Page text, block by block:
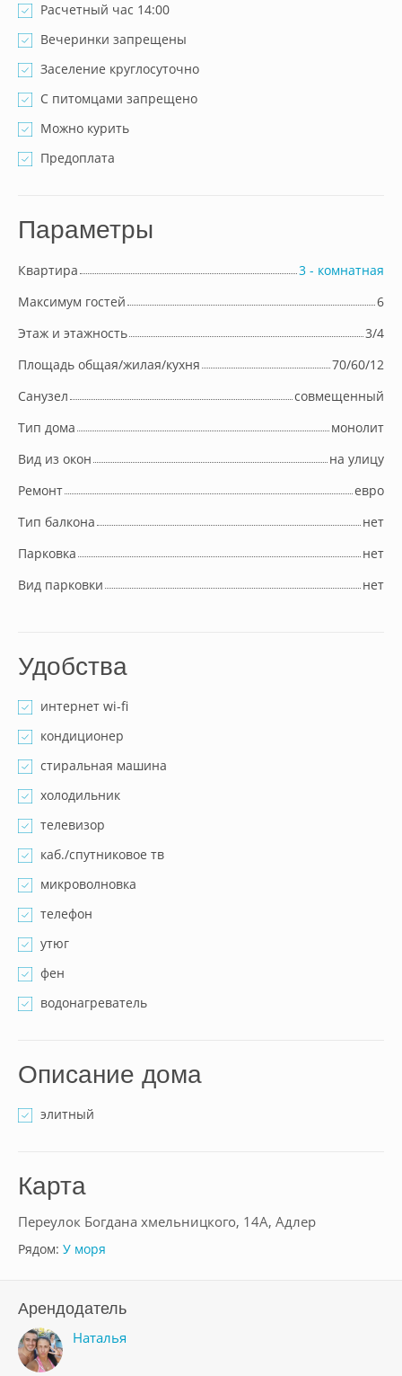
Расчетный час 14:00
Вечеринки запрещены
Заселение круглосуточно
С питомцами запрещено
Можно курить
Предоплата
Параметры
Квартира
3 - комнатная
Максимум гостей
6
Этаж и этажность
3/4
Площадь общая/жилая/кухня
70/60/12
Cанузел
совмещенный
Тип дома
монолит
Вид из окон
на улицу
Ремонт
евро
Тип балкона
нет
Парковка
нет
Вид парковки
нет
Удобства
интернет wi-fi
кондиционер
стиральная машина
холодильник
телевизор
каб./спутниковое тв
микроволновка
телефон
утюг
фен
водонагреватель
Описание дома
элитный
Карта
Переулок Богдана хмельницкого, 14А, Адлер
Рядом: У моря
Арендодатель
Наталья